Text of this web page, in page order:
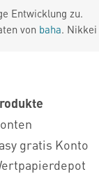
Entwicklung zu.
von baha.
gratis Konto